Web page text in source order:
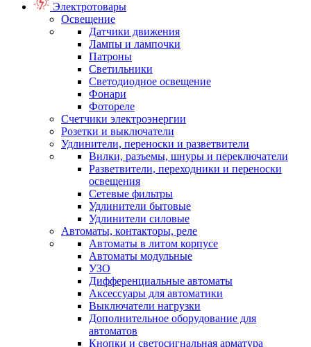
Электротовары
Освещение
Датчики движения
Лампы и лампочки
Патроны
Светильники
Светодиодное освещение
Фонари
Фотореле
Счетчики электроэнергии
Розетки и выключатели
Удлинители, переноски и разветвители
Вилки, разъемы, шнуры и переключатели
Разветвители, переходники и переноски
освещения
Сетевые фильтры
Удлинители бытовые
Удлинители силовые
Автоматы, контакторы, реле
Автоматы в литом корпусе
Автоматы модульные
УЗО
Дифференциальные автоматы
Аксессуары для автоматики
Выключатели нагрузки
Дополнительное оборудование для
автоматов
Кнопки и светосигнальная арматура